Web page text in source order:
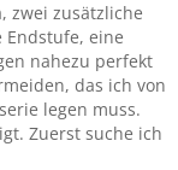
zwei zusätzliche
Endstufe, eine
nahezu perfekt
das ich von
legen muss.
Zuerst suche ich